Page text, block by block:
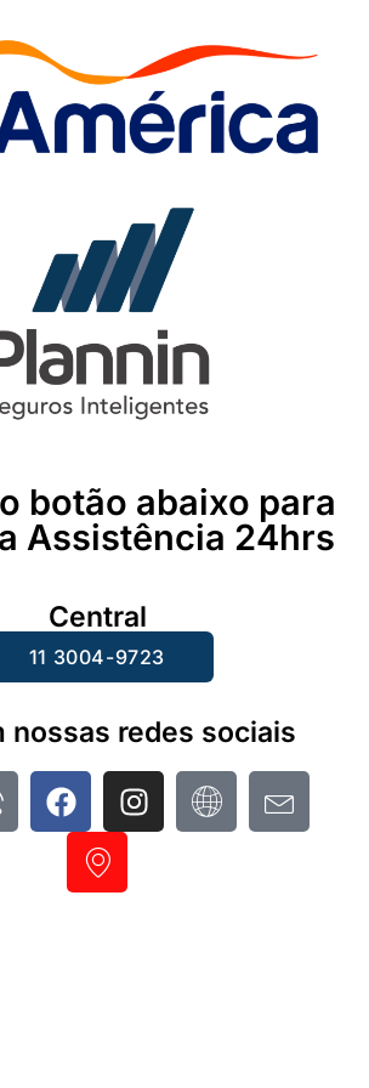
botão abaixo para
Assistência 24hrs
Central
11 3004-9723
nossas redes sociais